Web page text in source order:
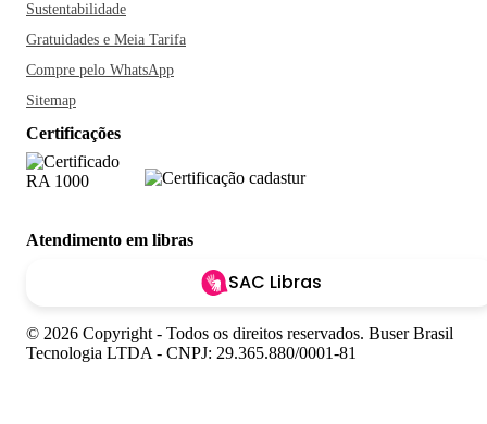
Sustentabilidade
Gratuidades e Meia Tarifa
Compre pelo WhatsApp
Sitemap
Certificações
Atendimento em libras
SAC Libras
© 2026 Copyright - Todos os direitos reservados. Buser Brasil
Tecnologia LTDA - CNPJ: 29.365.880/0001-81